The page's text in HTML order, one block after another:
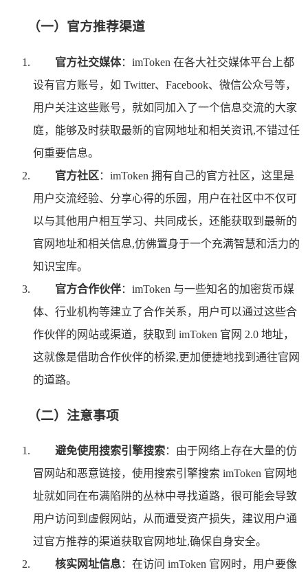
（一）官方推荐渠道
官方社交媒体：imToken 在各大社交媒体平台上都
设有官方账号，如 Twitter、Facebook、微信公众号等，
用户关注这些账号，就如同加入了一个信息交流的大家
庭，能够及时获取最新的官网地址和相关资讯,不错过任
何重要信息。
官方社区 ：imToken 拥有自己的官方社区，这里是
用户交流经验、分享心得的乐园，用户在社区中不仅可
以与其他用户相互学习、共同成长，还能获取到最新的
官网地址和相关信息,仿佛置身于一个充满智慧和活力的
知识宝库。
官方合作伙伴：imToken 与一些知名的加密货币媒
体、行业机构等建立了合作关系，用户可以通过这些合
作伙伴的网站或渠道，获取到 imToken 官网 2.0 地址，
这就像是借助合作伙伴的桥梁,更加便捷地找到通往官网
的道路。
（二）注意事项
避免使用搜索引擎搜索：由于网络上存在大量的仿
冒网站和恶意链接，使用搜索引擎搜索 imToken 官网地
址就如同在布满陷阱的丛林中寻找道路，很可能会导致
用户访问到虚假网站，从而遭受资产损失，建议用户通
过官方推荐的渠道获取官网地址,确保自身安全。
核实网址信息：在访问 imToken 官网时，用户要像